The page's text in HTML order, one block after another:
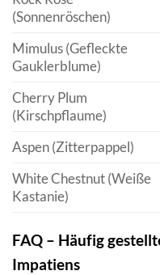
(Sonnenröschen)
Mimulus (Gefleckte
Gauklerblume)
Cherry Plum
(Kirschpflaume)
Aspen (Zitterpappel)
White Chestnut (Weiße
Kastanie)
FAQ – Häufig
Impatiens